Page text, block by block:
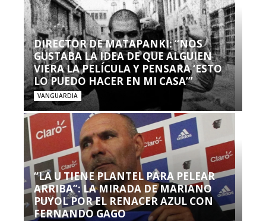
DIRECTOR DE MATAPANKI: “NOS
GUSTABA LA IDEA DE QUE ALGUIEN
VIERA LA PELÍCULA Y PENSARA ‘ESTO
LO PUEDO HACER EN MI CASA’”
VANGUARDIA
“LA U TIENE PLANTEL PARA PELEAR
ARRIBA”: LA MIRADA DE MARIANO
PUYOL POR EL RENACER AZUL CON
FERNANDO GAGO